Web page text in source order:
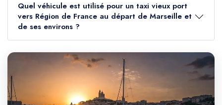
Quel véhicule est utilisé pour un taxi vieux port
vers Région de France au départ de Marseille et
de ses environs ?